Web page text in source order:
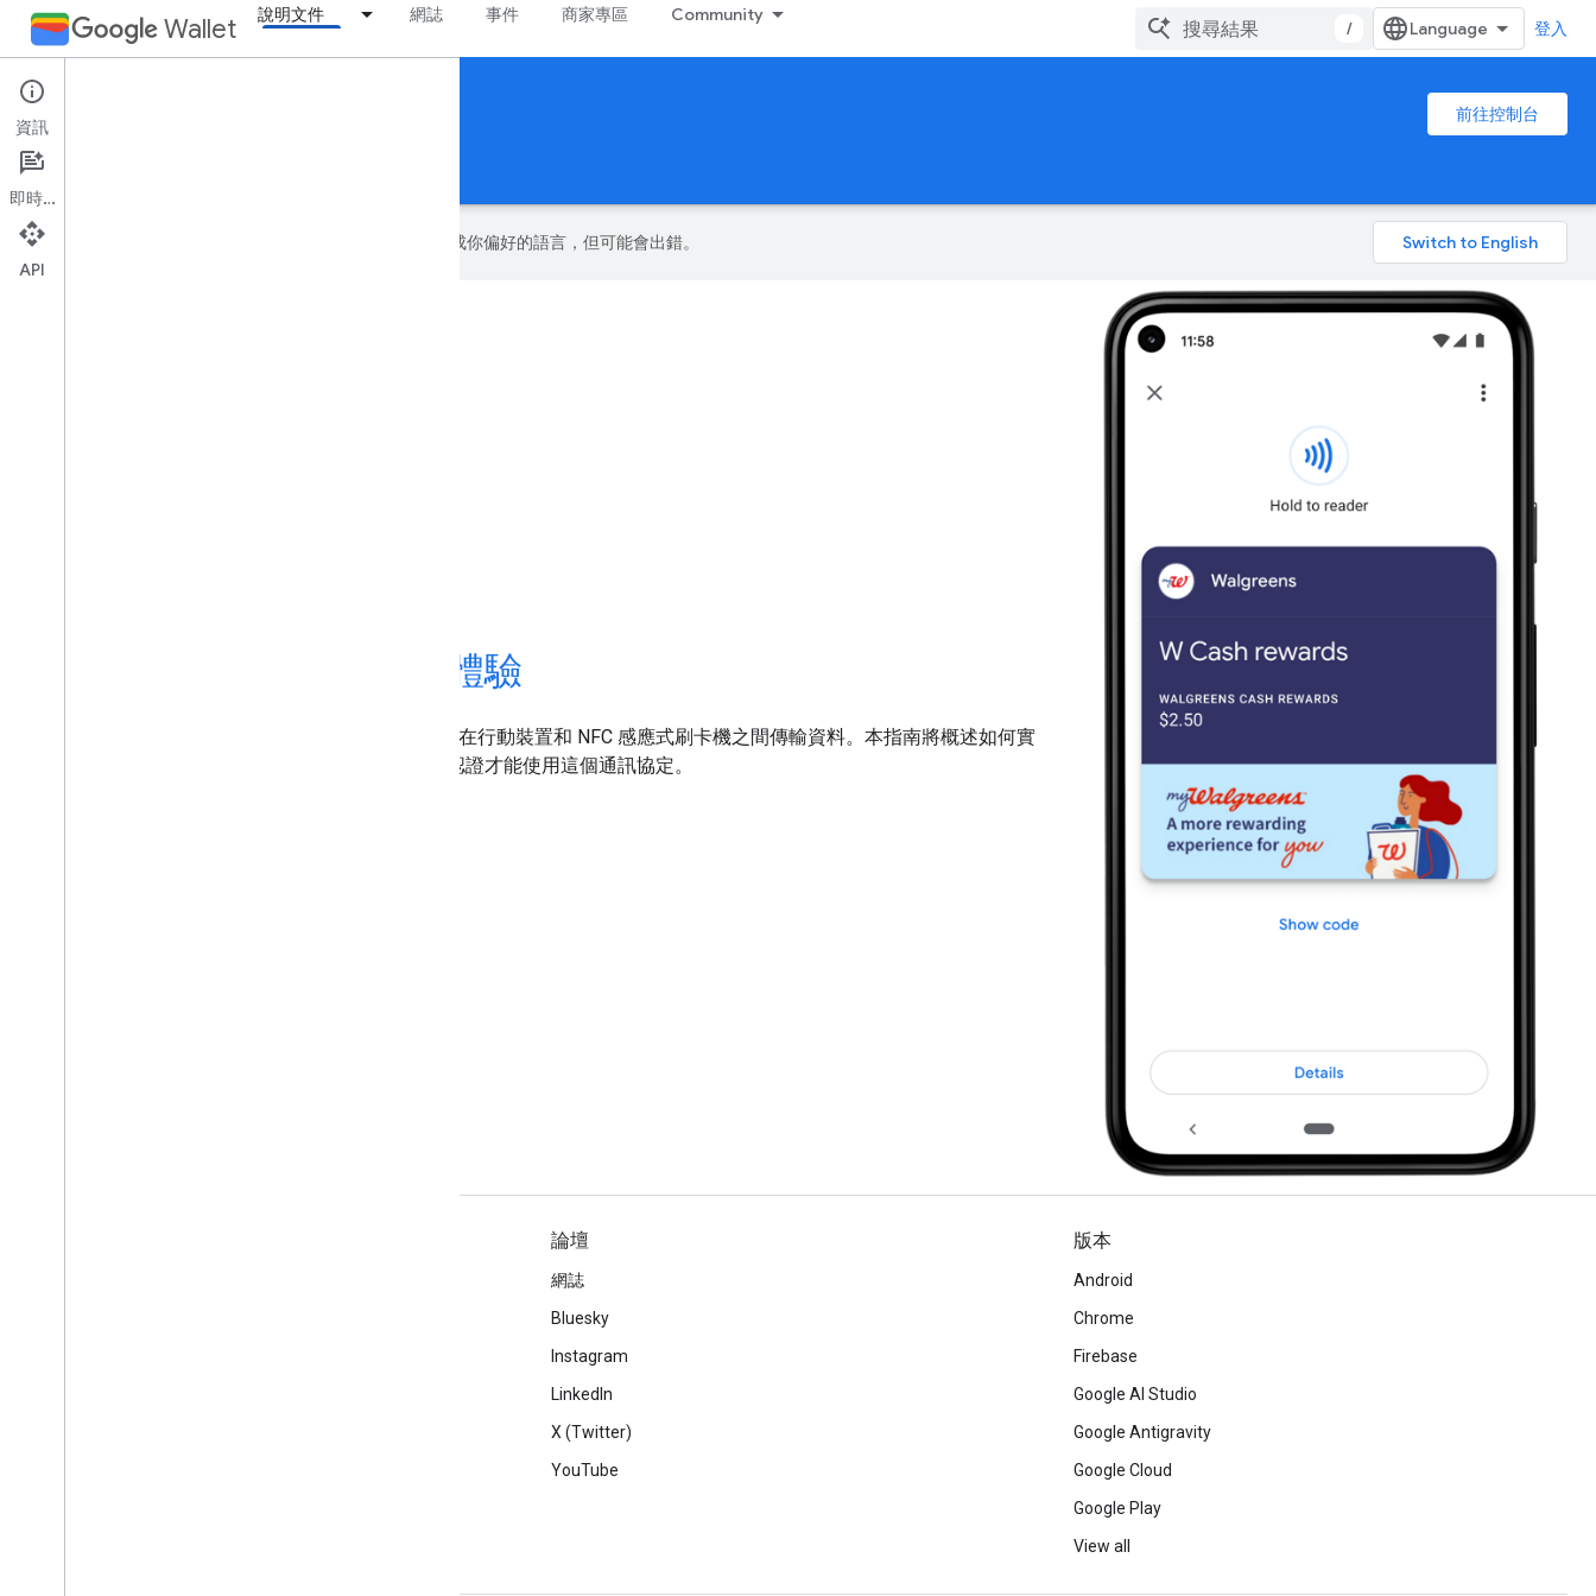
Wallet 說明文件 網誌 事件 商家專區 Community
/ 登入
Smart Tap
讓客戶使用 NFC 傳輸已儲存至 Google 錢包的票證。
前往控制台
首頁
Google 會運用 AI 技術將內容翻譯成你偏好的語言，但可能會出錯。
盡可能導入最佳票證傳遞體驗
智慧感應功能是 Google 專屬的近距離通訊協定，可在行動裝置和 NFC 感應式刷卡機之間傳輸資料。本指南將概述如何實
作通訊協定，並認證終端機實作結果。您必須取得認證才能使用這個通訊協定。
論壇
網誌
Bluesky
Instagram
LinkedIn
X (Twitter)
YouTube
版本
Android
Chrome
Firebase
Google AI Studio
Google Antigravity
Google Cloud
Google Play
View all
資訊
即時通訊
API